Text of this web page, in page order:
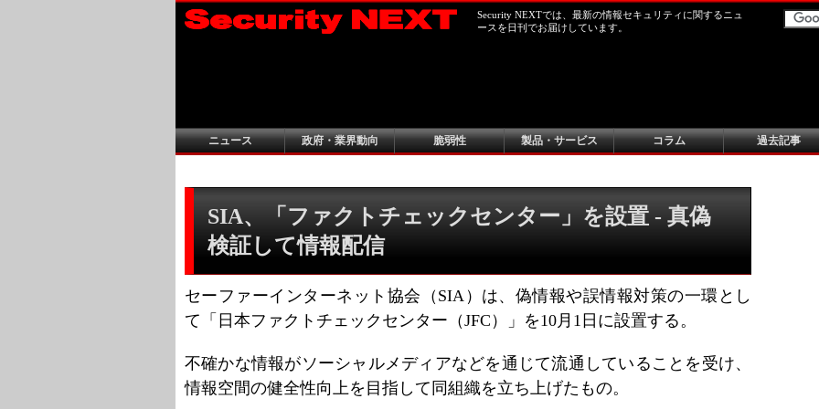
Security NEXTでは、最新の情報セキュリティに関するニュ
ースを日刊でお届けしています。
ニュース 政府・業界動向 脆弱性 製品・サービス コラム 過去記事
SIA、「ファクトチェックセンター」を設置 - 真偽
検証して情報配信
セーファーインターネット協会（SIA）は、偽情報や誤情報対策の一環とし
て「日本ファクトチェックセンター（JFC）」を10月1日に設置する。
不確かな情報がソーシャルメディアなどを通じて流通していることを受け、
情報空間の健全性向上を目指して同組織を立ち上げたもの。